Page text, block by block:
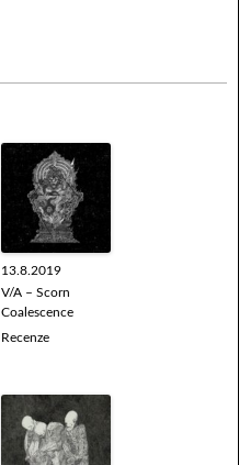
13.8.2019
V/A – Scorn
Coalescence
Recenze